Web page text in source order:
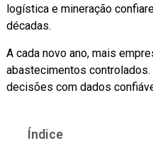
logística e mineração
décadas.
A cada novo ano, mais
abastecimentos
decisões com dados
Índice